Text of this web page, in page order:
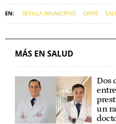
SEVILLA (MUNICIPIO) GRIPE
MÁS EN SALUD
Dos
un